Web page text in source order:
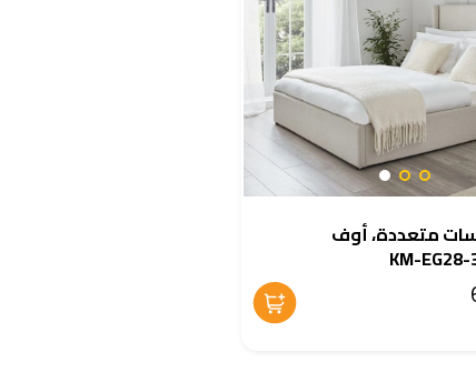
متعددة، أوف